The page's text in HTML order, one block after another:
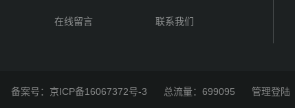
在线留言 联系我们
备案号：京ICP备16067372号-3 总流量：699095 管理登陆